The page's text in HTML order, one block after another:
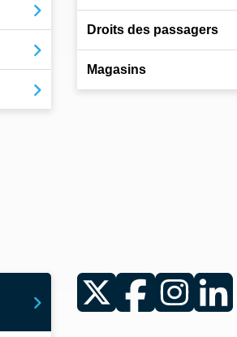
Droits des passagers
Magasins
Twitter FacebookInstagramLinkedIn